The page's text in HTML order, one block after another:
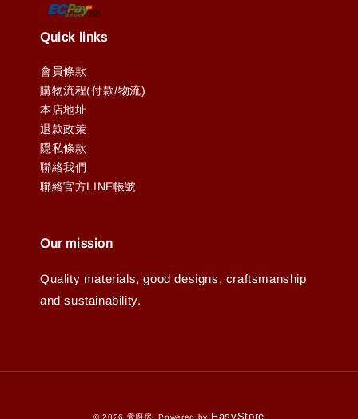
Quick links
會員條款
購物流程(付款/物流)
本店地址
退款政策
隱私條款
聯絡我們
聯絡官方LINE帳號
Our mission
Quality materials, good designs, craftsmanship
and sustainability.
© 2026 愛廚房. Powered by EasyStore